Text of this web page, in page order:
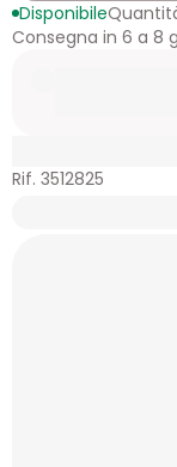
Disponibile
Consegna in 6 a 8
Rif. 3512825